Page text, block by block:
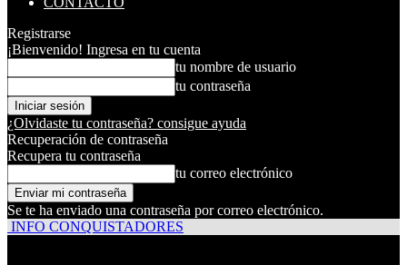
Registrarse
¡Bienvenido! Ingresa en tu cuenta
tu nombre de usuario
tu contraseña
¿Olvidaste tu contraseña? consigue ayuda
Recuperación de contraseña
Recupera tu contraseña
tu correo electrónico
Se te ha enviado una contraseña por correo electrónico.
INFO CONQUISTADORES